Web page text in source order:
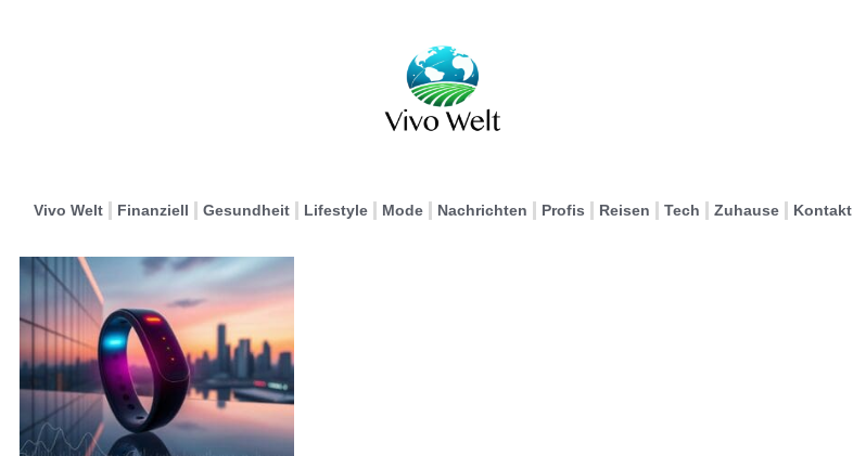
Vivo Welt Finanziell Gesundheit Lifestyle Mode Nachrichten Profis Reisen Tech Zuhause Kontakt